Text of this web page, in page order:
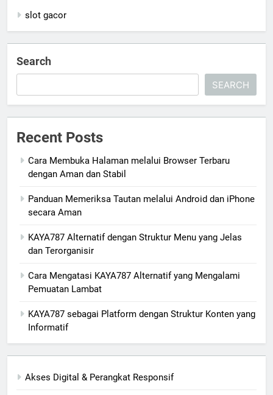
slot gacor
Search
SEARCH
Recent Posts
Cara Membuka Halaman melalui Browser Terbaru
dengan Aman dan Stabil
Panduan Memeriksa Tautan melalui Android dan iPhone
secara Aman
KAYA787 Alternatif dengan Struktur Menu yang Jelas
dan Terorganisir
Cara Mengatasi KAYA787 Alternatif yang Mengalami
Pemuatan Lambat
KAYA787 sebagai Platform dengan Struktur Konten yang
Informatif
Akses Digital & Perangkat Responsif